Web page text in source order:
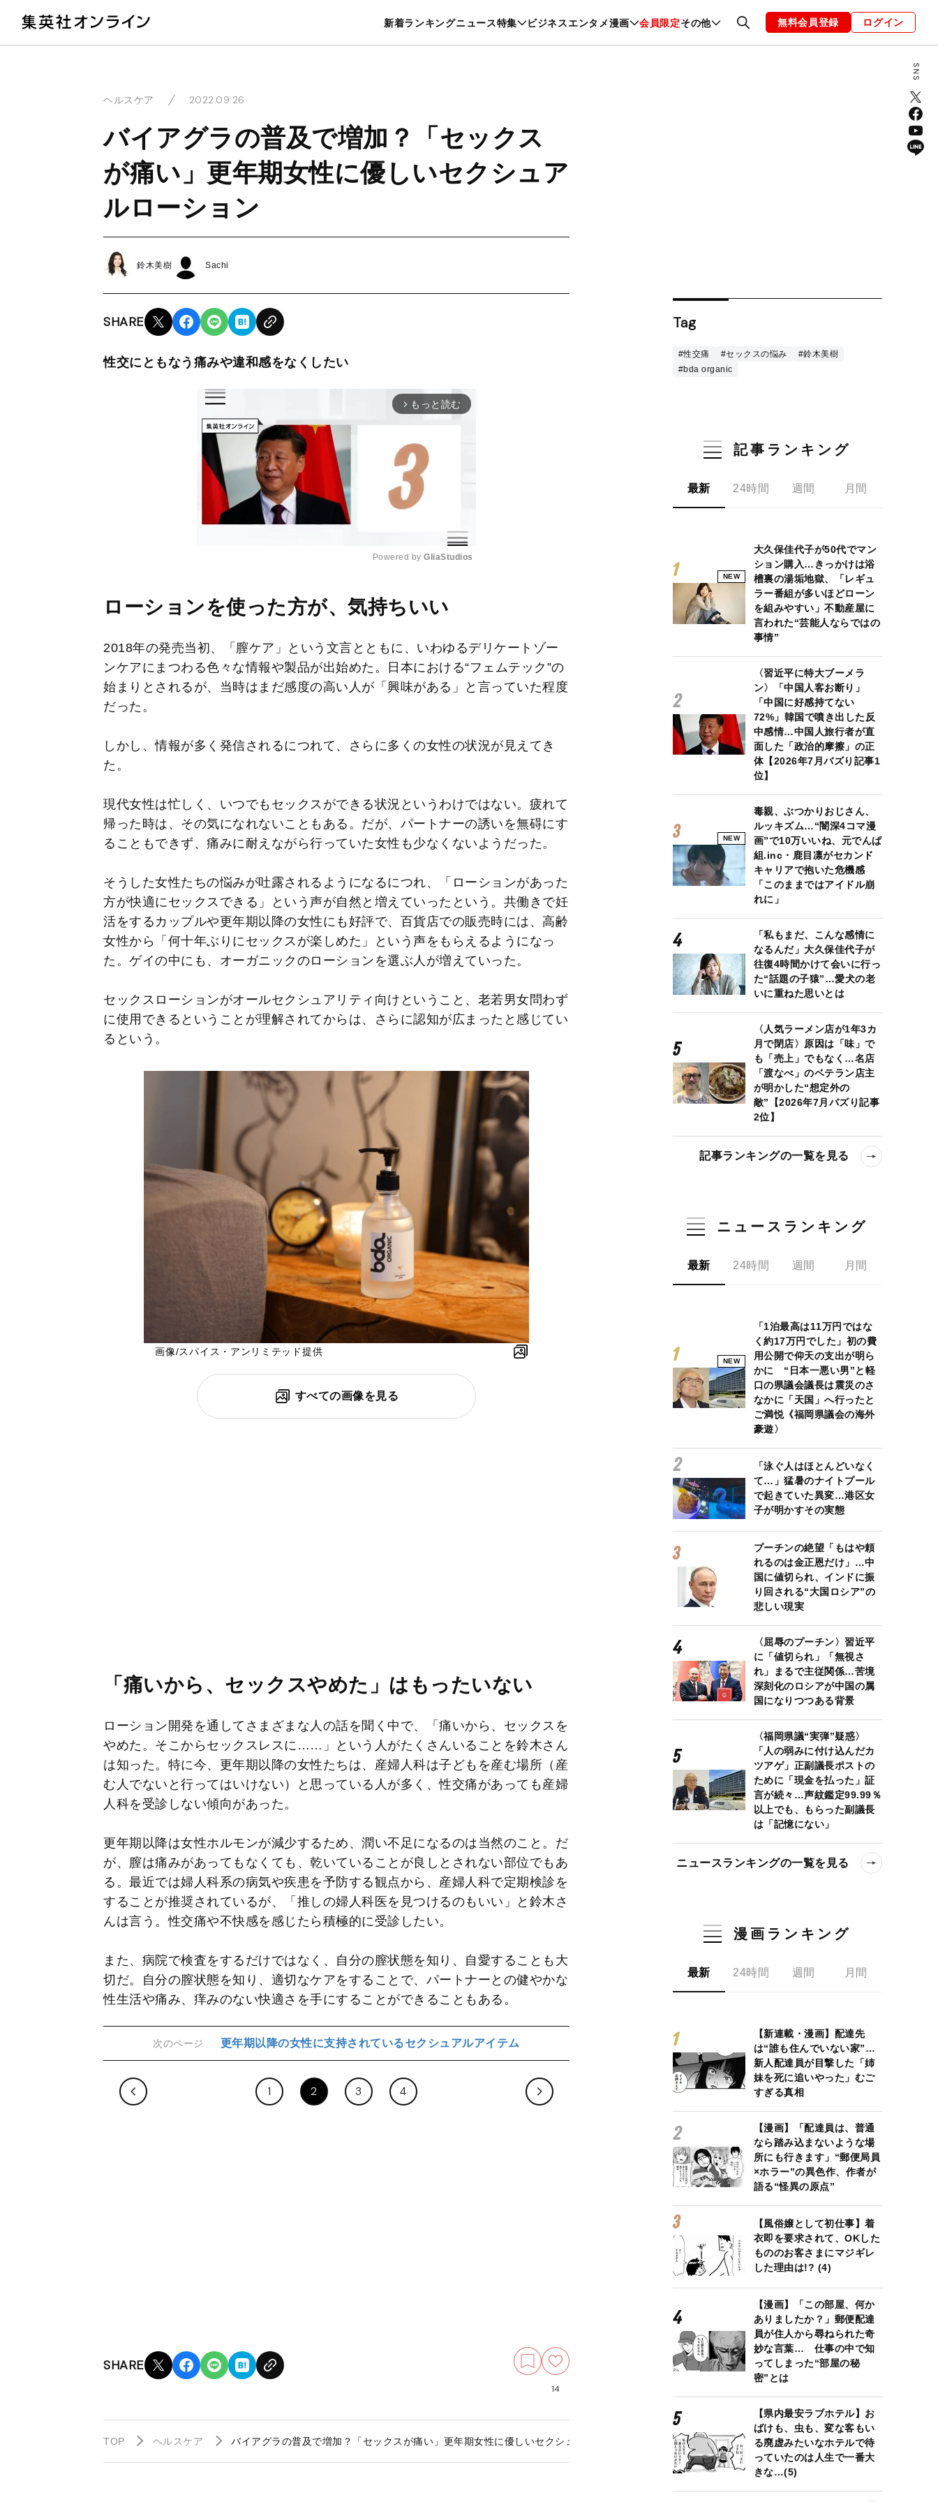
新着ランキングニュース特集 ビジネスエンタメ漫画 会員限定その他
暮らし スポーツ ヘルスケア 美容 グルメ ファッション 恋愛・結婚 編集部 お知らせ
無料会員登録 ログイン
ヘルスケア 2022.09.26
バイアグラの普及で増加？「セックス
が痛い」更年期女性に優しいセクシュア
ルローション
鈴木美樹 Sachi
SHARE
性交にともなう痛みや違和感をなくしたい
arrow_forward_ios もっと読む
e
Powered by GliaStudios
ローションを使った方が、気持ちいい
2018年の発売当初、「膣ケア」という文言とともに、いわゆるデリケートゾー
ンケアにまつわる色々な情報や製品が出始めた。日本における“フェムテック”の
始まりとされるが、当時はまだ感度の高い人が「興味がある」と言っていた程度
だった。
しかし、情報が多く発信されるにつれて、さらに多くの女性の状況が見えてき
た。
現代女性は忙しく、いつでもセックスができる状況というわけではない。疲れて
帰った時は、その気になれないこともある。だが、パートナーの誘いを無碍にす
ることもできず、痛みに耐えながら行っていた女性も少なくないようだった。
そうした女性たちの悩みが吐露されるようになるにつれ、「ローションがあった
方が快適にセックスできる」という声が自然と増えていったという。共働きで妊
活をするカップルや更年期以降の女性にも好評で、百貨店での販売時には、高齢
女性から「何十年ぶりにセックスが楽しめた」という声をもらえるようになっ
た。ゲイの中にも、オーガニックのローションを選ぶ人が増えていった。
セックスローションがオールセクシュアリティ向けということ、老若男女問わず
に使用できるということが理解されてからは、さらに認知が広まったと感じてい
るという。
画像/スパイス・アンリミテッド提供
すべての画像を見る
「痛いから、セックスやめた」はもったいない
ローション開発を通してさまざまな人の話を聞く中で、「痛いから、セックスを
やめた。そこからセックスレスに……」という人がたくさんいることを鈴木さん
は知った。特に今、更年期以降の女性たちは、産婦人科は子どもを産む場所（産
む人でないと行ってはいけない）と思っている人が多く、性交痛があっても産婦
人科を受診しない傾向があった。
更年期以降は女性ホルモンが減少するため、潤い不足になるのは当然のこと。だ
が、膣は痛みがあってもなくても、乾いていることが良しとされない部位でもあ
る。最近では婦人科系の病気や疾患を予防する観点から、産婦人科で定期検診を
することが推奨されているが、「推しの婦人科医を見つけるのもいい」と鈴木さ
んは言う。性交痛や不快感を感じたら積極的に受診したい。
また、病院で検査をするだけではなく、自分の膣状態を知り、自愛することも大
切だ。自分の膣状態を知り、適切なケアをすることで、パートナーとの健やかな
性生活や痛み、痒みのない快適さを手にすることができることもある。
次のページ 更年期以降の女性に支持されているセクシュアルアイテム
1 2 3 4
SHARE
14
TOP ヘルスケア バイアグラの普及で増加？「セックスが痛い」更年期女性に優しいセクシュアルローション
Tag
#性交痛 #セックスの悩み
#鈴木美樹
#bda organic
記事ランキング
最新 24時間 週間 月間
NEW
大久保佳代子が50代でマン
ション購入…きっかけは浴
槽裏の湯垢地獄、「レギュ
ラー番組が多いほどローン
を組みやすい」不動産屋に
言われた“芸能人ならではの
事情”
〈習近平に特大ブーメラ
ン〉「中国人客お断り」
「中国に好感持てない
72%」韓国で噴き出した反
中感情…中国人旅行者が直
面した「政治的摩擦」の正
体【2026年7月バズり記事1
位】
NEW
毒親、ぶつかりおじさん、
ルッキズム…“闇深4コマ漫
画”で10万いいね、元でんぱ
組.inc・鹿目凛がセカンド
キャリアで抱いた危機感
「このままではアイドル崩
れに」
「私もまだ、こんな感情に
なるんだ」大久保佳代子が
往復4時間かけて会いに行っ
た“話題の子猿”…愛犬の老
いに重ねた思いとは
〈人気ラーメン店が1年3カ
月で閉店〉原因は「味」で
も「売上」でもなく…名店
「渡なべ」のベテラン店主
が明かした“想定外の
敵”【2026年7月バズり記事
2位】
記事ランキングの一覧を見る
ニュースランキング
最新 24時間 週間 月間
NEW
「1泊最高は11万円ではな
く約17万円でした」初の費
用公開で仰天の支出が明ら
かに “日本一悪い男”と軽
口の県議会議長は震災のさ
なかに「天国」へ行ったと
ご満悦《福岡県議会の海外
豪遊〉
「泳ぐ人はほとんどいなく
て…」猛暑のナイトプール
で起きていた異変…港区女
子が明かすその実態
プーチンの絶望「もはや頼
れるのは金正恩だけ」…中
国に値切られ、インドに振
り回される“大国ロシア”の
悲しい現実
〈屈辱のプーチン〉習近平
に「値切られ」「無視さ
れ」まるで主従関係…苦境
深刻化のロシアが中国の属
国になりつつある背景
〈福岡県議“実弾”疑惑〉
「人の弱みに付け込んだカ
ツアゲ」正副議長ポストの
ために「現金を払った」証
言が続々…声紋鑑定99.99％
以上でも、もらった副議長
は「記憶にない」
ニュースランキングの一覧を見る
漫画ランキング
最新 24時間 週間 月間
【新連載・漫画】配達先
は“誰も住んでいない家”…
新人配達員が目撃した「姉
妹を死に追いやった」むご
すぎる真相
【漫画】「配達員は、普通
なら踏み込まないような場
所にも行きます」“郵便局員
×ホラー”の異色作、作者が
語る“怪異の原点”
【風俗嬢として初仕事】着
衣即を要求されて、OKした
もののお客さまにマジギレ
した理由は!? (4)
【漫画】「この部屋、何か
ありましたか？」郵便配達
員が住人から尋ねられた奇
妙な言葉… 仕事の中で知
ってしまった“部屋の秘
密”とは
【県内最安ラブホテル】お
ばけも、虫も、変な客もい
る廃虚みたいなホテルで待
っていたのは人生で一番大
きな…(5)